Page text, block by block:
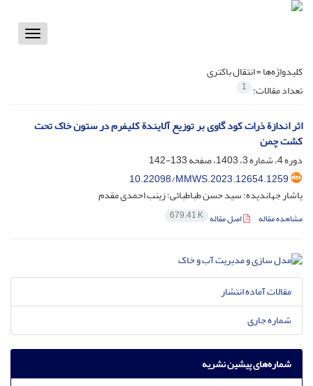
Toggle
کلیدواژه‌ها =انتقال باکتری
تعداد مقالات: 1
اثر اندازة ذرات کود گاوی بر توزیع آلایندة کلیفرم در ستون خاک تحت
کشت چمن
دوره 4، شماره 3، 1403، صفحه
133-142
10.22098/MMWS.2023.12654.1259
یاشار جهاندیده؛ سید حسن طباطبائی؛ زینب احمدی مقدم
مشاهده مقاله اصل مقاله 679.41 K
مقالات آماده انتشار
شماره جاری
شماره‌های پیشین نشریه